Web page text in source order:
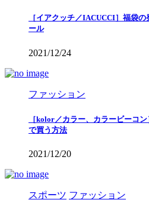
［イアクッチ／IACUCCI］福袋
ール
2021/12/24
ファッション
［kolor／カラー、カラービーコ
で買う方法
2021/12/20
スポーツ ファッション